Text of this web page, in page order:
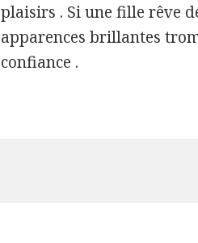
plaisirs . Si une fille rêve
apparences brillantes
confiance .